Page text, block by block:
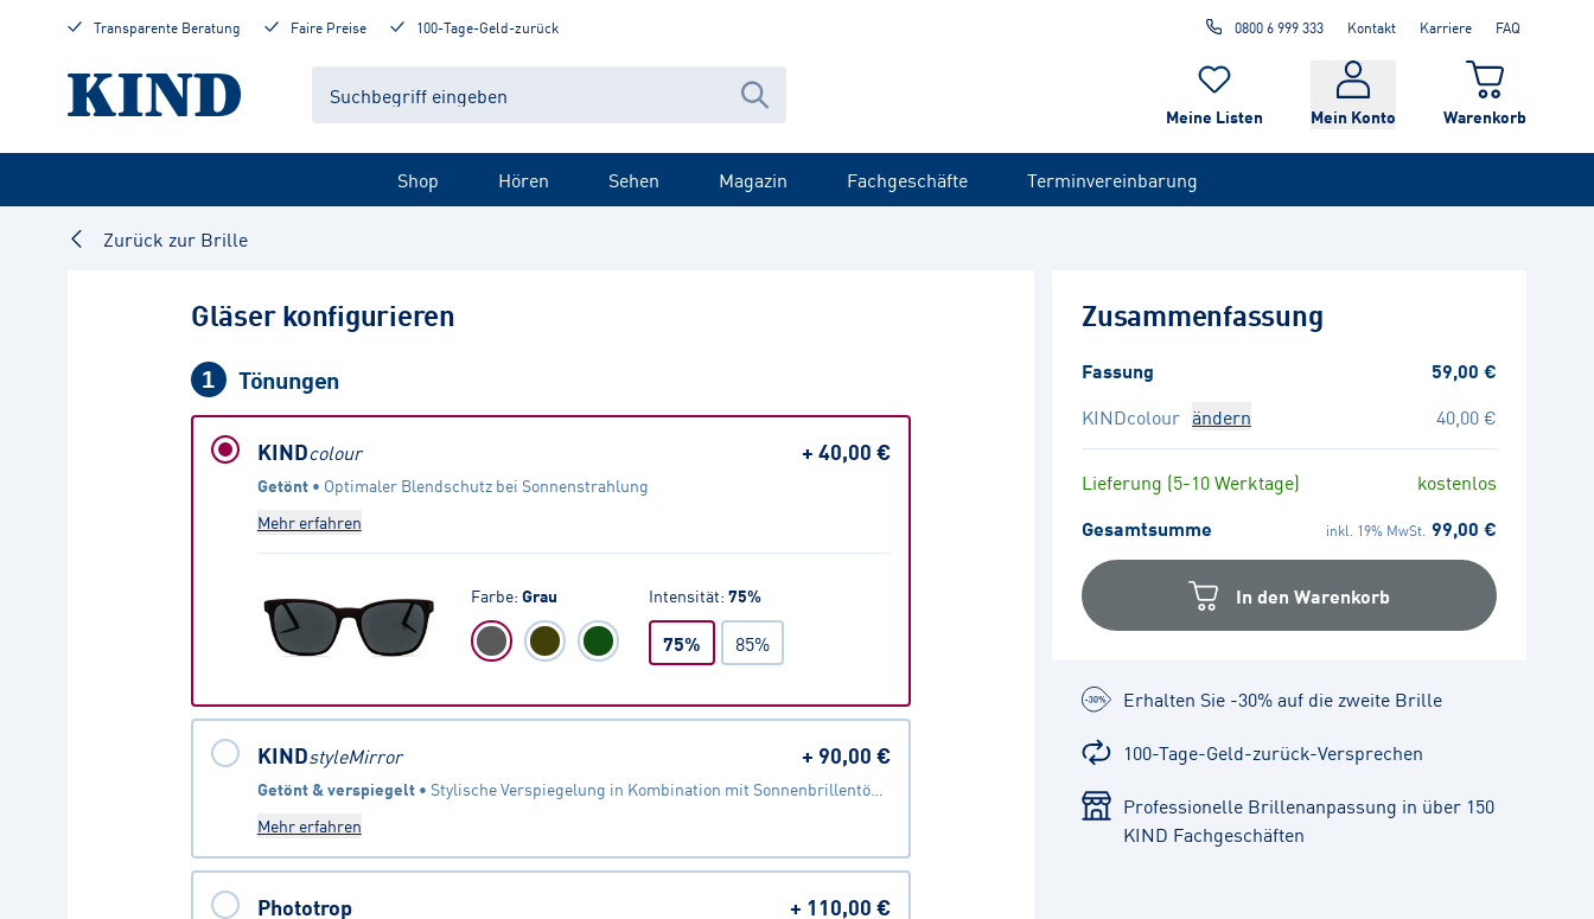
Transparente Beratung Faire Preise 100-Tage-Geld-zurück 0800 6 999 333 Kontakt Karriere FAQ
Meine Listen Mein Konto Warenkorb
Shop Hören Sehen Magazin Fachgeschäfte Terminvereinbarung
Zurück zur Brille
Gläser konfigurieren
1 Tönungen
KINDcolour +40,00 €
Getönt • Optimaler Blendschutz bei Sonnenstrahlung
Mehr erfahren
Farbe: Grau Intensität: 75%
75% 85%
KINDstyleMirror + 90,00 €
Getönt & verspiegelt •
Stylische Verspiegelung in Kombination mit Sonnenbrillentönung
Mehr erfahren
Phototrop + 110,00 €
Zusammenfassung
Fassung
59,00 €
KINDcolour ändern 40,00 €
Lieferung (5-10 Werktage)
kostenlos
Gesamtsumme
inkl. 19% MwSt. 99,00 €
In den Warenkorb
Erhalten Sie -30% auf die zweite Brille
100-Tage-Geld-zurück-Versprechen
Professionelle Brillenanpassung in über 150
KIND Fachgeschäften